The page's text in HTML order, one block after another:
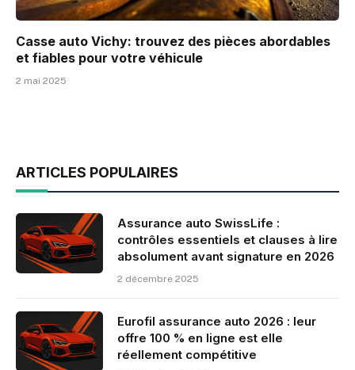
Casse auto Vichy: trouvez des pièces abordables
et fiables pour votre véhicule
2 mai 2025
ARTICLES POPULAIRES
Assurance auto SwissLife :
contrôles essentiels et clauses à lire
absolument avant signature en 2026
2 décembre 2025
Eurofil assurance auto 2026 : leur
offre 100 % en ligne est elle
réellement compétitive